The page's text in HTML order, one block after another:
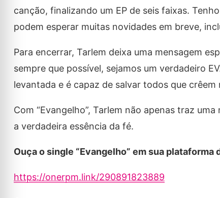
canção, finalizando um EP de seis faixas.
podem esperar muitas novidades em breve,
Para encerrar, Tarlem deixa uma mensagem
sempre que possível, sejamos um verdadeiro
levantada e é capaz de salvar todos que crêem
Com “Evangelho”, Tarlem não apenas traz
a verdadeira essência da fé.
Ouça o single “Evangelho” em sua plataforma
https://onerpm.link/290891823889